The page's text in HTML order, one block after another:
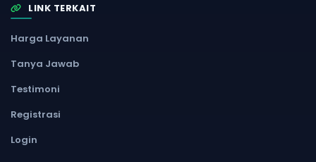
LINK TERKAIT
Harga Layanan
Tanya Jawab
Testimoni
Registrasi
Login